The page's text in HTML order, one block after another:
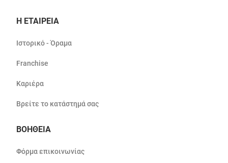
Η ΕΤΑΙΡΕΙΑ
Ιστορικό - Όραμα
Franchise
Καριέρα
Βρείτε το κατάστημά σας
ΒΟΗΘΕΙΑ
Φόρμα επικοινωνίας